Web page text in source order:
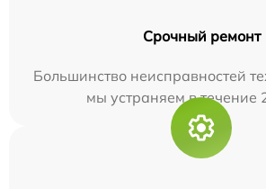
Срочный ремонт
Большинство неисправностей
мы устраняем в течение